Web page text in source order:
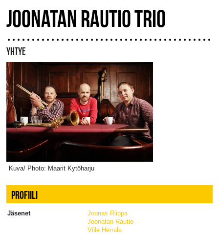
JOONATAN RAUTIO TRIO
YHTYE
Kuva/ Photo: Maarit Kytöharju
PROFIILI
Jäsenet
Joonas Riippa
Joonatan Rautio
Ville Herrala